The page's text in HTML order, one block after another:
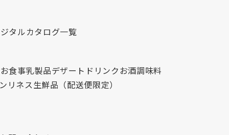
タルカタログ一覧
お食事乳製品デザート ドリンクお酒調味料
リネス生鮮品（配送便限定）